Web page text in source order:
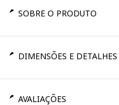
SOBRE O PRODUTO
DIMENSÕES E DETALHES
AVALIAÇÕES